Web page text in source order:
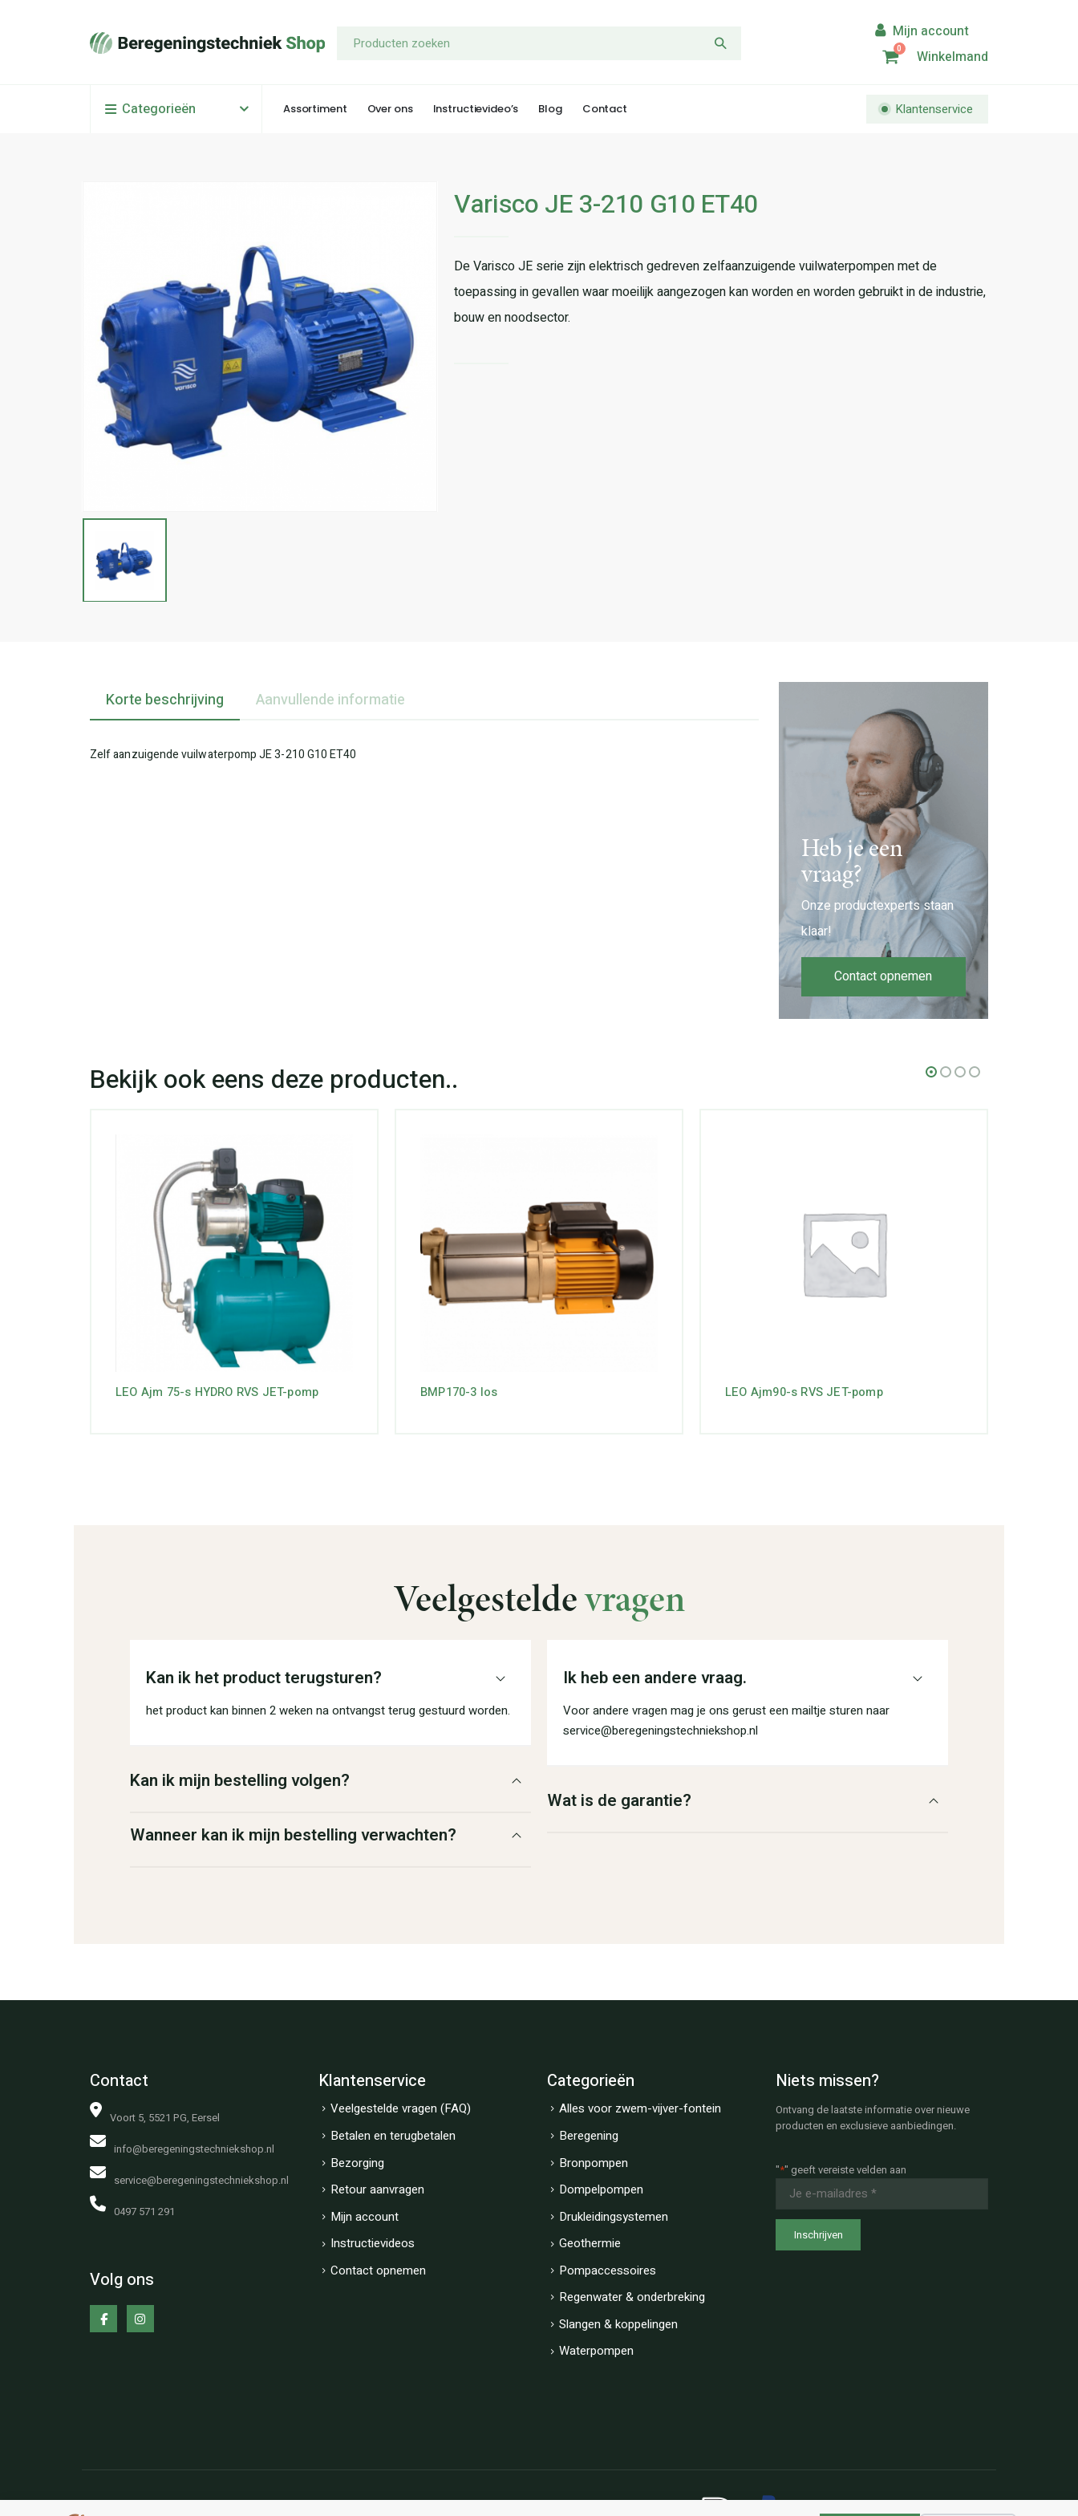
0 Winkelmand
Categorieën Assortiment Over ons Instructievideo’s Blog Contact Klantenservice
Varisco JE 3-210 G10 ET40
De Varisco JE serie zijn elektrisch gedreven zelfaanzuigende vuilwaterpompen met de
toepassing in gevallen waar moeilijk aangezogen kan worden en worden gebruikt in de industrie,
bouw en noodsector.
Korte beschrijving Aanvullende informatie
Zelf aanzuigende vuilwaterpomp JE 3-210 G10 ET40
Heb je een
vraag?
Onze productexperts staan
klaar!
Contact opnemen
LEO Ajm 75-s HYDRO RVS JET-pomp BMP170-3 los LEO Ajm90-s RVS JET-pomp
Veelgesteldevragen
Kan ik het product terugsturen?
het product kan binnen 2 weken na ontvangst terug gestuurd worden.
Kan ik mijn bestelling volgen?
Wanneer kan ik mijn bestelling verwachten?
Ik heb een andere vraag.
Voor andere vragen mag je ons gerust een mailtje sturen naar
service@beregeningstechniekshop.nl
Wat is de garantie?
Contact
Voort 5, 5521 PG, Eersel
info@beregeningstechniekshop.nl
service@beregeningstechniekshop.nl
0497 571 291
Volg ons
Klantenservice
Veelgestelde vragen (FAQ)
Betalen en terugbetalen
Bezorging
Retour aanvragen
Mijn account
Instructievideos
Contact opnemen
Categorieën
Alles voor zwem-vijver-fontein
Beregening
Bronpompen
Dompelpompen
Drukleidingsystemen
Geothermie
Pompaccessoires
Regenwater & onderbreking
Slangen & koppelingen
Waterpompen
Niets missen?
Ontvang de laatste informatie over nieuwe
producten en exclusieve aanbiedingen.
"*" geeft vereiste velden aan
mailadres
*